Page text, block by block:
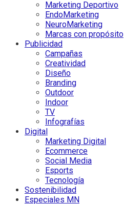
Marketing Deportivo
EndoMarketing
NeuroMarketing
Marcas con propósito
Publicidad
Campañas
Creatividad
Diseño
Branding
Outdoor
Indoor
TV
Infografías
Digital
Marketing Digital
Ecommerce
Social Media
Esports
Tecnología
Sostenibilidad
Especiales MN